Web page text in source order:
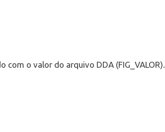
com o valor do arquivo DDA (FIG_VALOR).